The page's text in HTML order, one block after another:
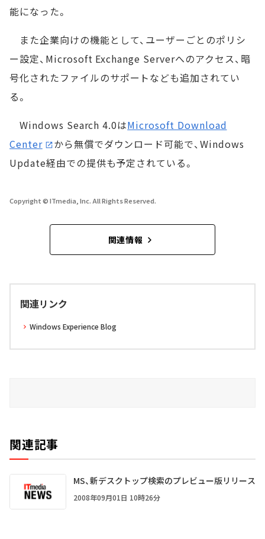
能になった。
また企業向けの機能として、ユーザーごとのポリシ
ー設定、Microsoft Exchange Serverへのアクセス、暗
号化されたファイルのサポートなども追加されてい
る。
Windows Search 4.0はMicrosoft Download
Center
から無償でダウンロード可能で、Windows
Update経由での提供も予定されている。
Copyright © ITmedia, Inc. All Rights Reserved.
関連情報
関連リンク
Windows Experience Blog
関連記事
MS、新デスクトップ検索のプレビュー版リリース
2008年09月01日 10時26分